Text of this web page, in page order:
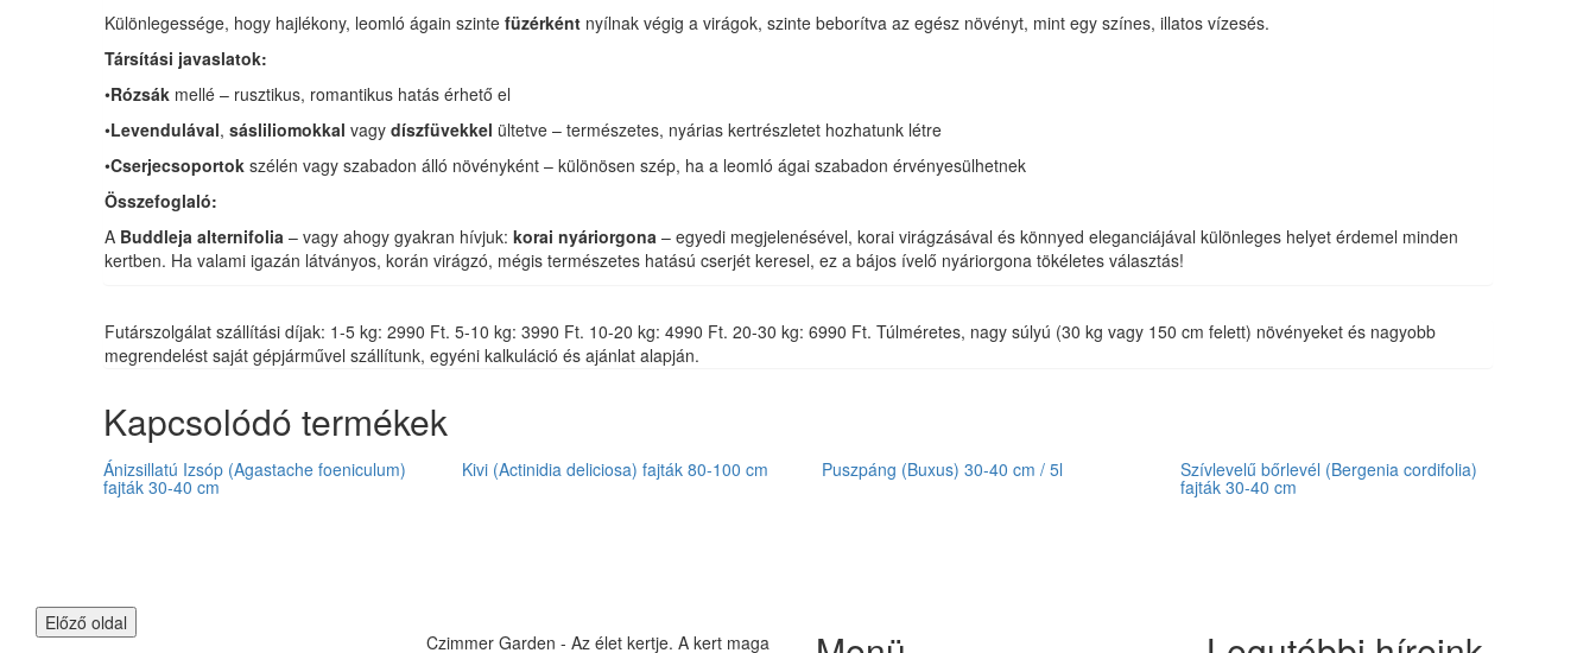
Különlegessége, hogy hajlékony, leomló ágain szinte füzérként nyílnak végig a virágok, szinte beborítva az egész növényt, mint egy színes, illatos vízesés.
Társítási javaslatok:
•Rózsák mellé – rusztikus, romantikus hatás érhető el
•Levendulával, sásliliomokkal vagy díszfüvekkel ültetve – természetes, nyárias kertrészletet hozhatunk létre
•Cserjecsoportok szélén vagy szabadon álló növényként – különösen szép, ha a leomló ágai szabadon érvényesülhetnek
Összefoglaló:
A Buddleja alternifolia – vagy ahogy gyakran hívjuk: korai nyáriorgona – egyedi megjelenésével, korai virágzásával és könnyed eleganciájával különleges helyet érdemel minden
kertben. Ha valami igazán látványos, korán virágzó, mégis természetes hatású cserjét keresel, ez a bájos ívelő nyáriorgona tökéletes választás!
Futárszolgálat szállítási díjak: 1-5 kg: 2990 Ft. 5-10 kg: 3990 Ft. 10-20 kg: 4990 Ft. 20-30 kg: 6990 Ft. Túlméretes, nagy súlyú (30 kg vagy 150 cm felett) növényeket és nagyobb
megrendelést saját gépjárművel szállítunk, egyéni kalkuláció és ajánlat alapján.
Kapcsolódó termékek
Ánizsillatú Izsóp (Agastache foeniculum)
fajták 30-40 cm
Kivi (Actinidia deliciosa) fajták 80-100 cm Puszpáng (Buxus) 30-40 cm / 5l Szívlevelű bőrlevél (Bergenia cordifolia)
fajták 30-40 cm
Czimmer Garden - Az élet kertje. A kert maga